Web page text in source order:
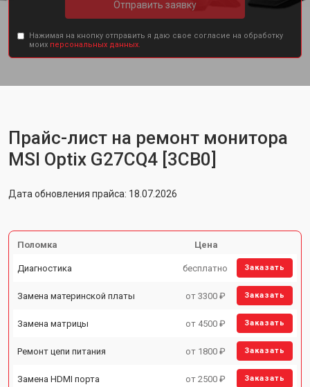
Отправить заявку
Нажимая на кнопку отправить я даю свое согласие на обработку
моих персональных данных.
Прайс-лист на ремонт монитора
MSI Optix G27CQ4 [3CB0]
Дата обновления прайса: 18.07.2026
Поломка Цена
Диагностика бесплатно Заказать
Замена материнской платы от 3300 ₽ Заказать
Замена матрицы от 4500 ₽ Заказать
Ремонт цепи питания от 1800 ₽ Заказать
Замена HDMI порта от 2500 ₽ Заказать